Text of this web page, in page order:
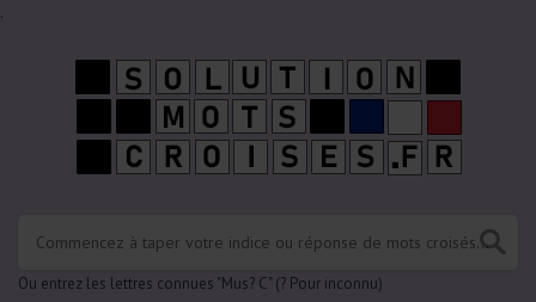
.
Ou entrez les lettres connues "Mus? C" (? Pour inconnu)